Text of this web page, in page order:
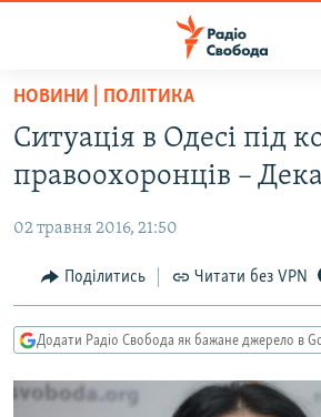
Перейти
основного
матеріалу
Перейти
до
навігації
Перейти
до
ВСЕ ЗА ДОБУ
СТАТТІ
ПОЛІТИКА
ЕКОНОМІКА
КУЛЬТУРА
СПОРТ
ВІЙНА
РОСІЙСЬКА «ФІЛЬТРАЦІЯ»
КРИМ.РЕАЛІЇ
ТИ ЯК?
НОВИНИ | ПОЛІТИКА
Ситуація в Одесі під
правоохоронців –
02 травня 2016, 21:50
Поділитись Читати без VPN
Додати Радіо Свобода як бажане джерело в